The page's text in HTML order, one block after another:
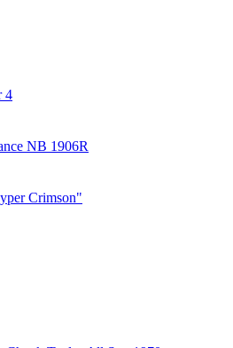
4
NB 1906R
Crimson"